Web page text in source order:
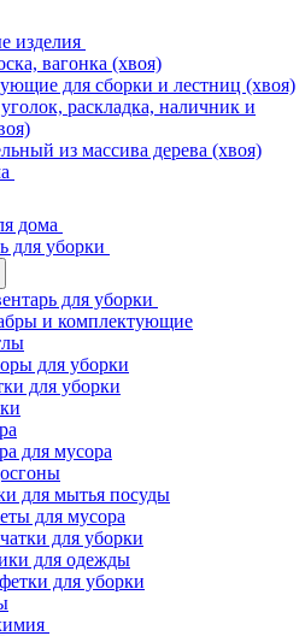
изделия
вагонка (хвоя)
для сборки и лестниц (хвоя)
раскладка, наличник и
из массива дерева (хвоя)
дома
для уборки
для уборки
и комплектующие
для уборки
для уборки
для мусора
для мытья посуды
для мусора
для уборки
для одежды
для уборки